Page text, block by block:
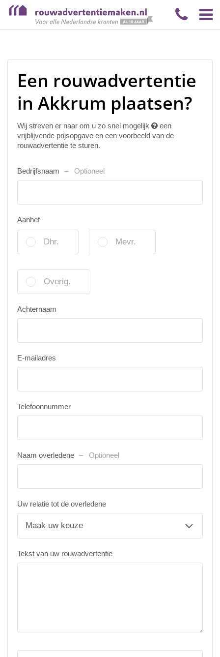
Een rouwadvertentie
in Akkrum plaatsen?
Wij streven er naar om u zo snel mogelijk
een
vrijblijvende prijsopgave en een voorbeeld van de
rouwadvertentie te sturen.
Bedrijfsnaam Optioneel
Aanhef
Dhr. Mevr.
Overig.
Achternaam
E-mailadres
Telefoonnummer
Naam overledene Optioneel
Uw relatie tot de overledene
Tekst van uw rouwadvertentie